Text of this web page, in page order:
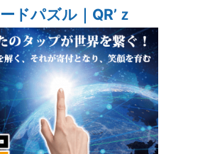
ドパズル｜QR’ｚ